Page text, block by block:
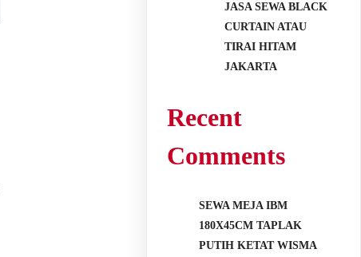
JASA SEWA BLACK
CURTAIN ATAU
TIRAI HITAM
JAKARTA
Recent
Comments
SEWA MEJA IBM
180X45CM TAPLAK
PUTIH KETAT WISMA